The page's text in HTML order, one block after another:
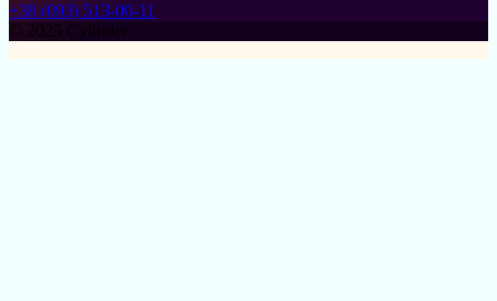
+38 (093) 513-00-11
© 2025 Cylinder